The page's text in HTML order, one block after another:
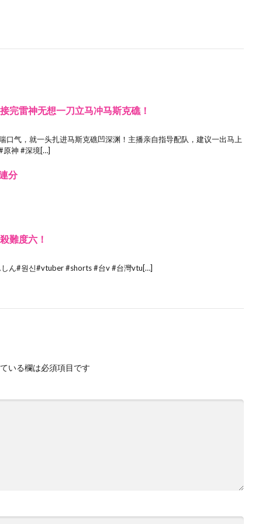
完雷神无想一刀立马冲马斯克礁！
口气，就一头扎进马斯克礁凹深渊！主播亲自指导配队，建议一出马上
原神 #深境[…]
分
難度六！
ん#원신#vtuber #shorts #台v #台灣vtu[…]
いる欄は必須項目です